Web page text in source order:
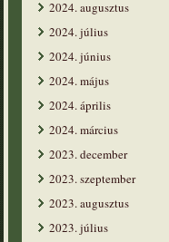
2024. augusztus
2024. július
2024. június
2024. május
2024. április
2024. március
2023. december
2023. szeptember
2023. augusztus
2023. július